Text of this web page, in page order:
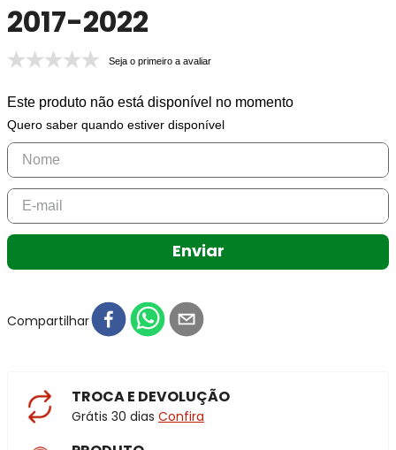
2017-2022
Seja o primeiro a avaliar
Este produto não está disponível no momento
Quero saber quando estiver disponível
Enviar
Compartilhar
TROCA E DEVOLUÇÃO
Grátis 30 dias Confira